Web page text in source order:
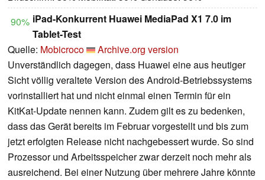
90% iPad-Konkurrent Huawei MediaPad X1 7.0 im
Tablet-Test
Quelle: Mobicroco
Archive.org version
Unverständlich dagegen, dass Huawei eine aus heutiger
Sicht völlig veraltete Version des Android-Betriebssystems
vorinstalliert hat und nicht einmal einen Termin für ein
KitKat-Update nennen kann. Zudem gilt es zu bedenken,
dass das Gerät bereits im Februar vorgestellt und bis zum
jetzt erfolgten Release nicht nachgebessert wurde. So sind
Prozessor und Arbeitsspeicher zwar derzeit noch mehr als
ausreichend. Bei einer Nutzung über mehrere Jahre könnte